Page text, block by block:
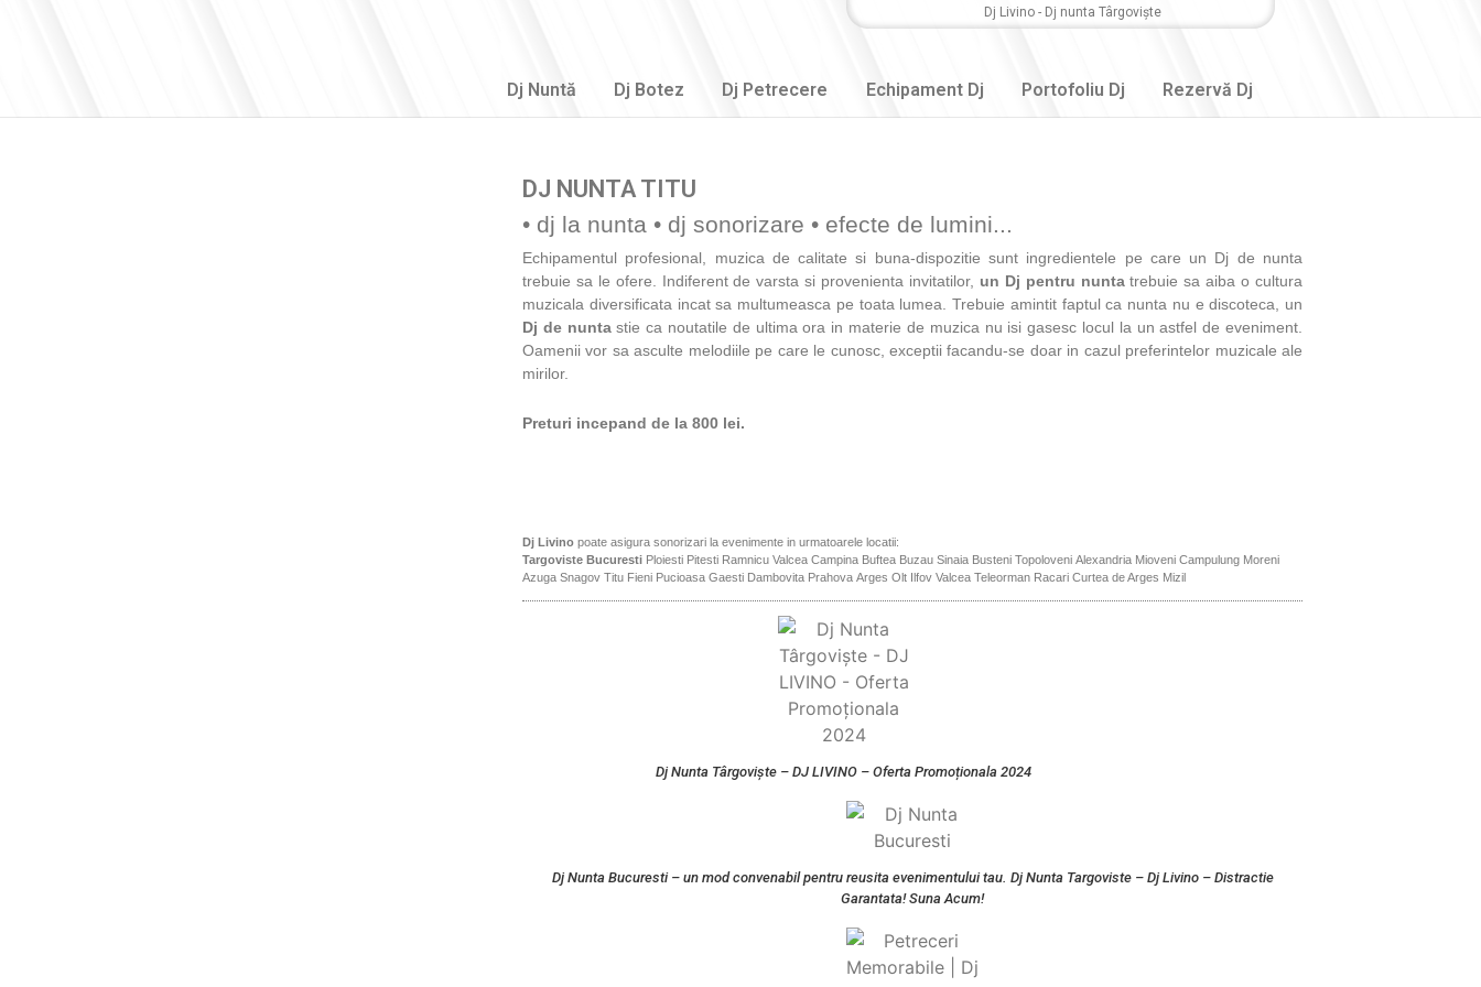
Dj Livino - Dj nunta Târgoviște
Dj Nuntă Dj Botez Dj Petrecere Echipament Dj Portofoliu Dj Rezervă Dj
DJ NUNTA TITU
• dj la nunta • dj sonorizare • efecte de lumini...
Echipamentul profesional, muzica de calitate si buna-dispozitie sunt ingredientele pe care un Dj de nunta
trebuie sa le ofere. Indiferent de varsta si provenienta invitatilor, un Dj pentru nuntatrebuie sa aiba o cultura
muzicala diversificata incat sa multumeasca pe toata lumea. Trebuie amintit faptul ca nunta nu e discoteca, un
Dj de nuntastie ca noutatile de ultima ora in materie de muzica nu isi gasesc locul la un astfel de eveniment.
Oamenii vor sa asculte melodiile pe care le cunosc, exceptii facandu-se doar in cazul preferintelor muzicale ale
mirilor.
Preturi incepand de la 800 lei.
Dj Livino poate asigura sonorizari la evenimente in urmatoarele locatii:
Targoviste Bucuresti Ploiesti Pitesti Ramnicu Valcea Campina Buftea Buzau Sinaia Busteni Topoloveni Alexandria Mioveni Campulung Moreni
Azuga Snagov Titu Fieni Pucioasa Gaesti Dambovita Prahova Arges Olt Ilfov Valcea Teleorman Racari Curtea de Arges Mizil
Dj Nunta Târgoviște – DJ LIVINO – Oferta Promoționala 2024
Dj Nunta Bucuresti – un mod convenabil pentru reusita evenimentului tau. Dj Nunta Targoviste – Dj Livino – Distractie
Garantata! Suna Acum!